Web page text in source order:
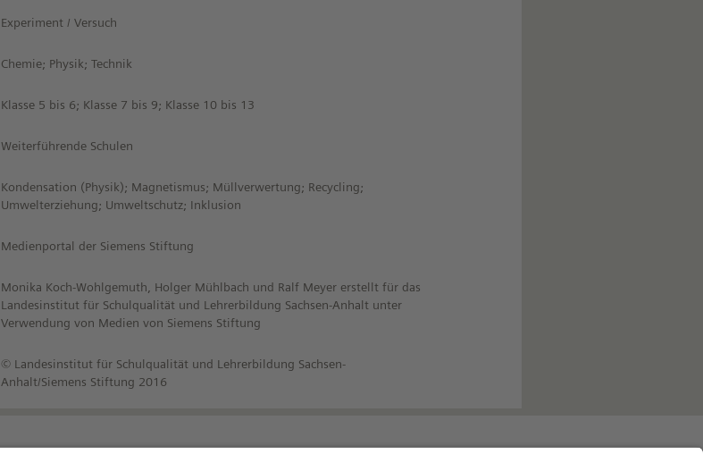
Experiment / Versuch
Chemie; Physik; Technik
Klasse 5 bis 6; Klasse 7 bis 9; Klasse 10 bis 13
Weiterführende Schulen
Kondensation (Physik); Magnetismus; Müllverwertung; Recycling;
Umwelterziehung; Umweltschutz; Inklusion
Medienportal der Siemens Stiftung
Monika Koch-Wohlgemuth, Holger Mühlbach und Ralf Meyer erstellt für das
Landesinstitut für Schulqualität und Lehrerbildung Sachsen-Anhalt unter
Verwendung von Medien von Siemens Stiftung
© Landesinstitut für Schulqualität und Lehrerbildung Sachsen-
Anhalt/Siemens Stiftung 2016